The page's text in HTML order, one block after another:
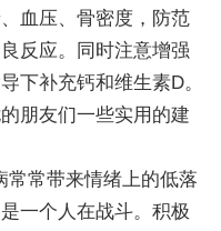
血压、骨密度，防范
反应。同时注意增强
下补充钙和维生素D。
朋友们一些实用的建
常常带来情绪上的低落
一个人在战斗。积极